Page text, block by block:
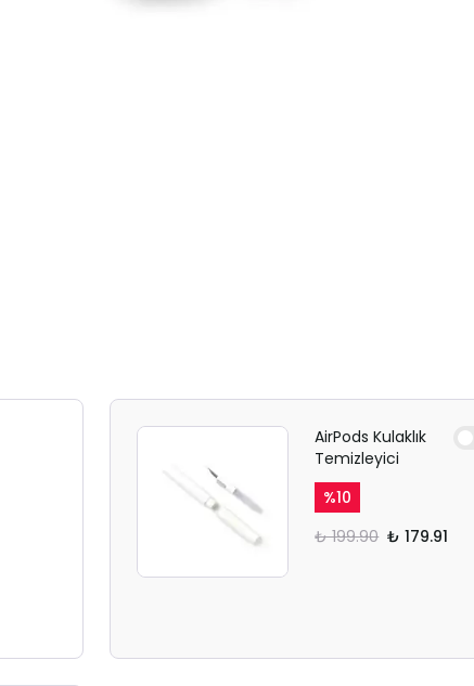
AirPods Kulaklık
Temizleyici
%10
₺ 199.90 ₺ 179.91